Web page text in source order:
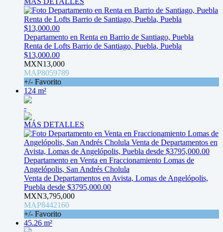
Departamento en Renta en Barrio de Santiago, Puebla
Renta de Lofts Barrio de Santiago, Puebla, Puebla
$13,000.00
MXN13,000
MAP8059789
+/- Favorito
124 m²
-
MÁS DETALLES
Departamento en Venta en Fraccionamiento Lomas de
Angelópolis, San Andrés Cholula
Venta de Departamentos en Avista, Lomas de Angelópolis,
Puebla desde $3795,000.00
MXN3,795,000
MAP8442160
+/- Favorito
45.26 m²